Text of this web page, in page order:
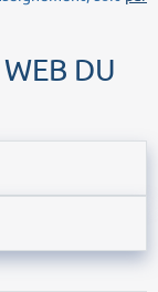
DU